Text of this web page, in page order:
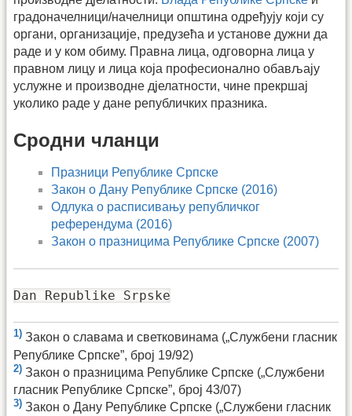
градоначелници/начелници општина одређују који су
органи, организације, предузећа и установе дужни да
раде и у ком обиму. Правна лица, одговорна лица у
правном лицу и лица која професионално обављају
услужне и производне дјелатности, чине прекршај
уколико раде у дане републичких празника.
Сродни чланци
Празници Републике Српске
Закон о Дану Републике Српске (2016)
Одлука о расписивању републичког
референдума (2016)
Закон о празницима Републике Српске (2007)
Dan Republike Srpske
1) Закон о славама и светковинама („Службени гласник
Републике Српске”, број 19/92)
2) Закон о празницима Републике Српске („Службени
гласник Републике Српске”, број 43/07)
3) Закон о Дану Републике Српске („Службени гласник